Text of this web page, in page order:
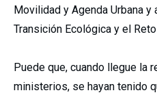
Movilidad y Agenda Urbana
Transición Ecológica y el
Puede que, cuando llegue la
ministerios, se hayan tenido